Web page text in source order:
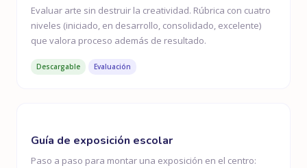
Evaluar arte sin destruir la creatividad. Rúbrica con cuatro
niveles (iniciado, en desarrollo, consolidado, excelente)
que valora proceso además de resultado.
Descargable Evaluación
Guía de exposición escolar
Paso a paso para montar una exposición en el centro: